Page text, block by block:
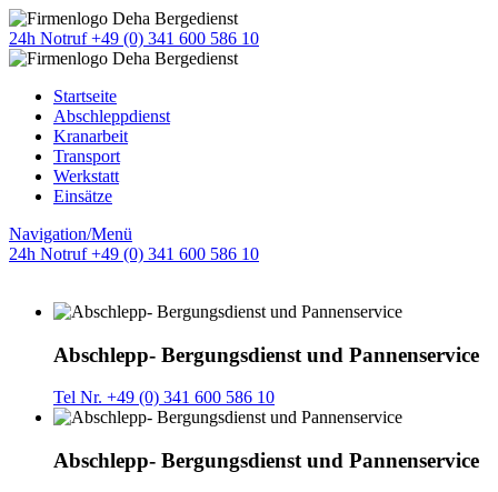
24h Notruf +49 (0) 341 600 586 10
Startseite
Abschleppdienst
Kranarbeit
Transport
Werkstatt
Einsätze
Navigation/Menü
24h Notruf +49 (0) 341 600 586 10
Abschlepp- Bergungsdienst und Pannenservice
Tel Nr. +49 (0) 341 600 586 10
Abschlepp- Bergungsdienst und Pannenservice